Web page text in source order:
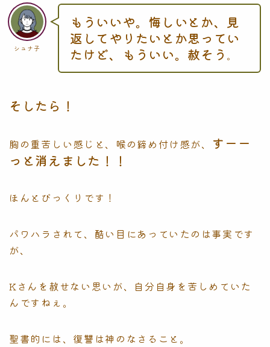
シュナ子
もういいや。悔しいとか、見
返してやりたいとか思ってい
たけど、もういい。赦そう 。
そしたら！
胸の重苦しい感じと、喉の締め付け感が、
すーー
っと消えました！！
ほんとびっくりです！
パワハラされて、酷い目にあっていたのは事実です
が、
Kさんを赦せない思いが、自分自身を苦しめていた
んですねぇ。
聖書的には、復讐は神のなさること。